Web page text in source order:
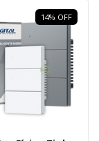
14% OFF